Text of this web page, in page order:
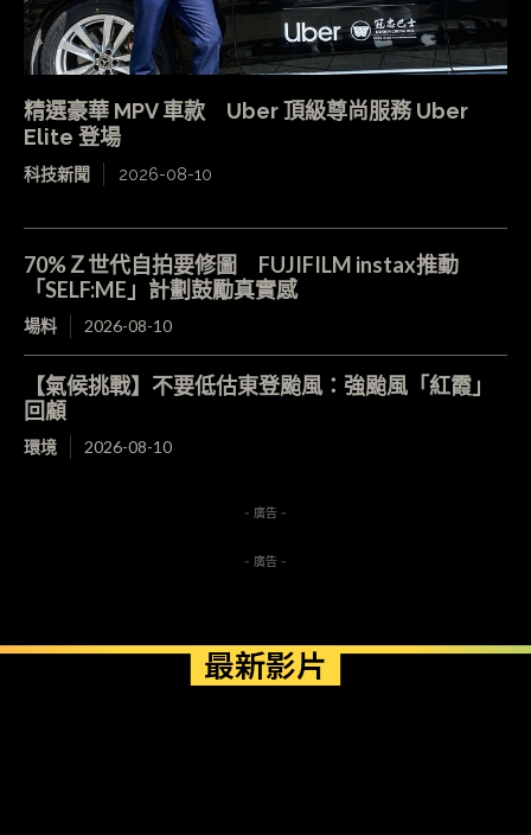
精選豪華 MPV 車款 Uber 頂級尊尚服務 Uber
Elite 登場
科技新聞 2026-08-10
70%Ｚ世代自拍要修圖 FUJIFILM instax推動
「SELF:ME」計劃鼓勵真實感
場料 2026-08-10
【氣候挑戰】不要低估東登颱風：強颱風「紅霞」
回顧
環境 2026-08-10
- 廣告 -
- 廣告 -
最新影片